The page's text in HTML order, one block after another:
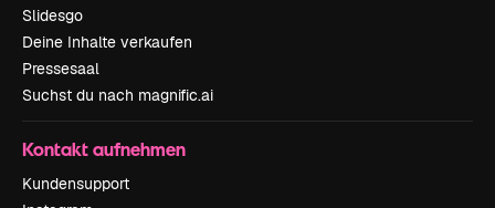
Slidesgo
Deine Inhalte verkaufen
Pressesaal
Suchst du nach magnific.ai
Kontakt aufnehmen
Kundensupport